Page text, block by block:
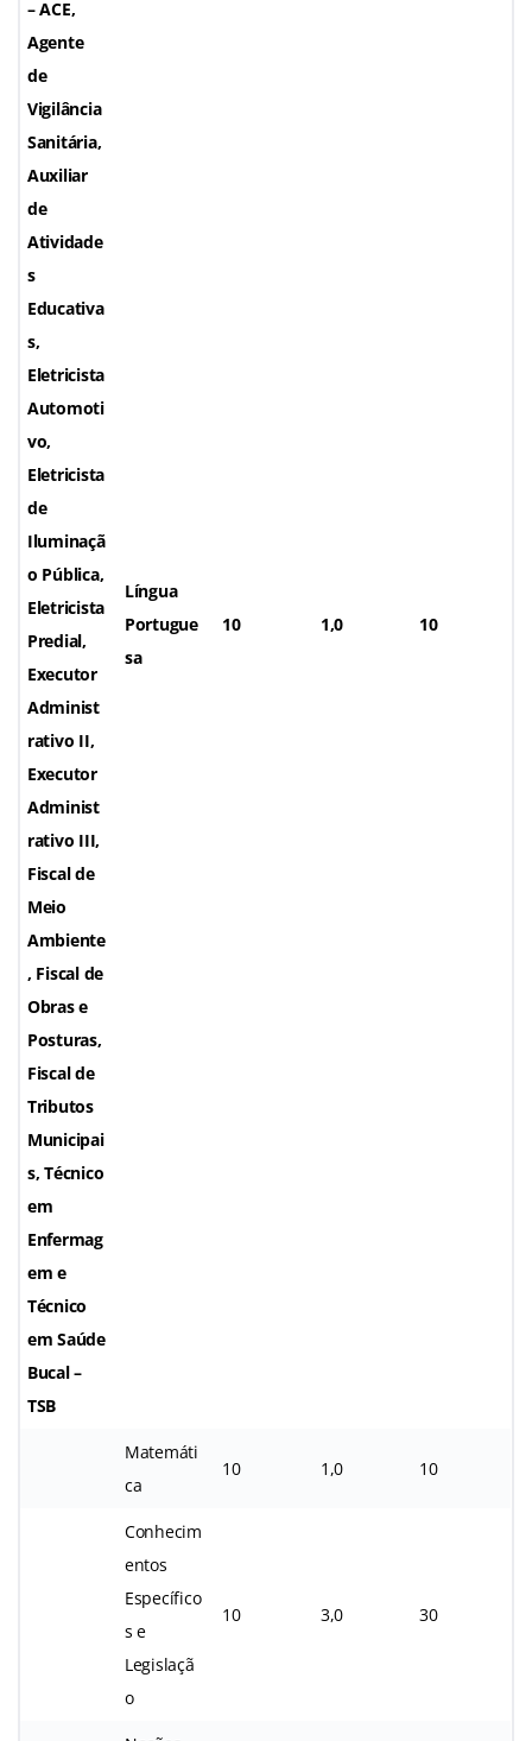
– ACE,
Agente
de
Vigilância
Sanitária,
Auxiliar
de
Atividade
s
Educativa
s,
Eletricista
Automoti
vo,
Eletricista
de
Iluminaçã
o Pública,
Eletricista
Predial,
Executor
Administ
rativo II,
Executor
Administ
rativo III,
Fiscal de
Meio
Ambiente
, Fiscal de
Obras e
Posturas,
Fiscal de
Tributos
Municipai
s, Técnico
em
Enfermag
em e
Técnico
em Saúde
Bucal –
TSB
Língua
Portugue
sa
10 1,0 10
Matemáti
ca
10 1,0 10
Conhecim
entos
Específico
s e
Legislaçã
o
10 3,0 30